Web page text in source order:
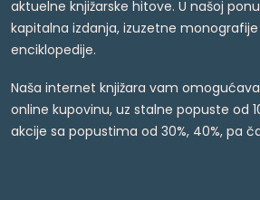
aktuelne knjižarske hitove. U našoj
kapitalna izdanja, izuzetne
enciklopedije.
Naša internet knjižara vam
online kupovinu, uz stalne popuste od
akcije sa popustima od 30%, 40%, pa